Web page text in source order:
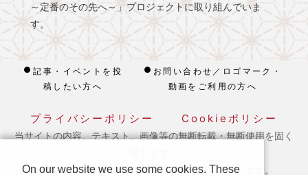
～定番のその先へ～」プロジェクトに取り組んでいま
す。
記事・イベントを投
稿したい方へ
お問い合わせ／ロゴマーク・
動画をご利用の方へ
プライバシーポリシー Cookieポリシー
当サイトの内容、テキスト、画像等の無断転載・無断使用を固く
※ 本ホームページの運営は宿泊税を活用しております。
On our website we use some cookies. These